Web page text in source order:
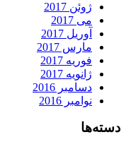
ژوئن 2017
می 2017
آوریل 2017
مارس 2017
فوریه 2017
ژانویه 2017
دسامبر 2016
نوامبر 2016
دسته‌ها